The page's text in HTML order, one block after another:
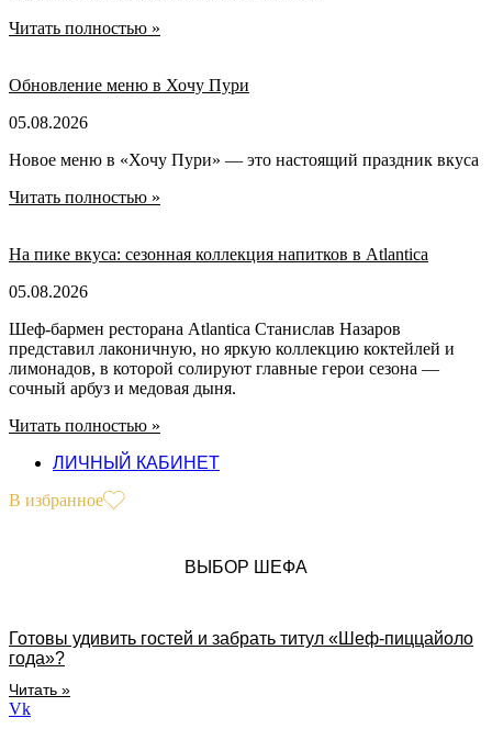
Читать полностью »
Обновление меню в Хочу Пури
05.08.2026
Новое меню в «Хочу Пури» — это настоящий праздник вкуса
Читать полностью »
На пике вкуса: сезонная коллекция напитков в Atlantica
05.08.2026
Шеф-бармен ресторана Atlantica Станислав Назаров
представил лаконичную, но яркую коллекцию коктейлей и
лимонадов, в которой солируют главные герои сезона —
сочный арбуз и медовая дыня.
Читать полностью »
ЛИЧНЫЙ КАБИНЕТ
В избранное
ВЫБОР ШЕФА
Готовы удивить гостей и забрать титул «Шеф-пиццайоло
года»?
Читать »
Vk